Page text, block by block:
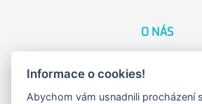
O NÁS
Kariéra
Kontakty
Informace o cookies!
Abychom vám usnadnili procházení